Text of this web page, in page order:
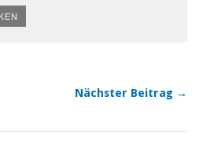
Nächster Beitrag →